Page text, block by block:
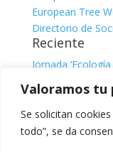
Valoramos tu
Se solicitan
todo”, se da
European Tree
Directorio de
Reciente
Jornada
árboles’
julio 31,
Jornada ‘El
interpretar para
Claire Atger julio